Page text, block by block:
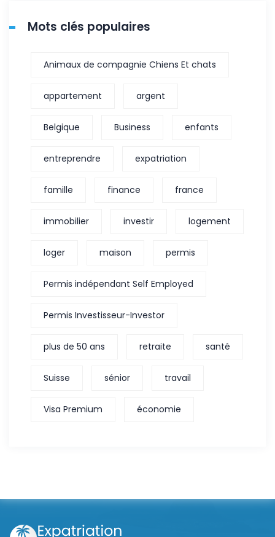
Mots clés populaires
Animaux de compagnie Chiens Et chats
appartement argent
Belgique Business enfants
entreprendre expatriation
famille finance france
immobilier investir logement
loger maison permis
Permis indépendant Self Employed
Permis Investisseur-Investor
plus de 50 ans retraite santé
Suisse sénior travail
Visa Premium économie